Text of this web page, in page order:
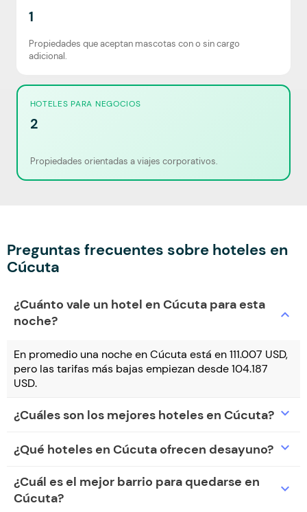
1
Propiedades que aceptan mascotas con o sin cargo
adicional.
HOTELES PARA NEGOCIOS
2
Propiedades orientadas a viajes corporativos.
Preguntas frecuentes sobre hoteles en
Cúcuta
¿Cuánto vale un hotel en Cúcuta para esta
noche?
expand_more
En promedio una noche en Cúcuta está en 111.007 USD,
pero las tarifas más bajas empiezan desde 104.187
USD.
¿Cuáles son los mejores hoteles en Cúcuta? expand_more
¿Qué hoteles en Cúcuta ofrecen desayuno? expand_more
¿Cuál es el mejor barrio para quedarse en
Cúcuta?
expand_more